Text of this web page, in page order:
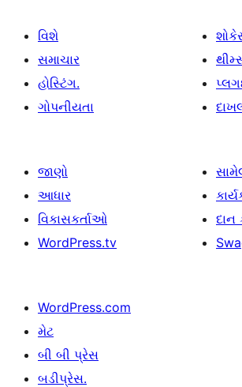
વિશે
સમાચાર
હોસ્ટિંગ.
ગોપનીયતા
જાણો
આધાર
વિકાસકર્તાઓ
WordPress.tv
દાન
WordPress.com
મેટ
બી બી પ્રેસ
બડીપ્રેસ.